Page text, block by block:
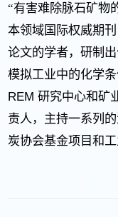
“有害难除脉石矿物
本领域国际权威期刊
论文的学者，研制
模拟工业中的化学
REM研究中心和矿
责人，主持一系列
炭协会基金项目和工